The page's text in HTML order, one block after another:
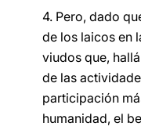
4. Pero, dado
de los laicos en
viudos que,
de las
participación
humanidad, el